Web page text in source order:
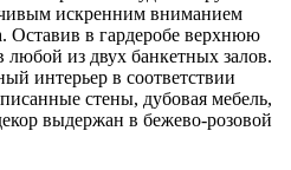
искренним вниманием
Оставив в гардеробе верхнюю
из двух банкетных залов.
интерьер в соответствии
стены, дубовая мебель,
выдержан в бежево-розовой